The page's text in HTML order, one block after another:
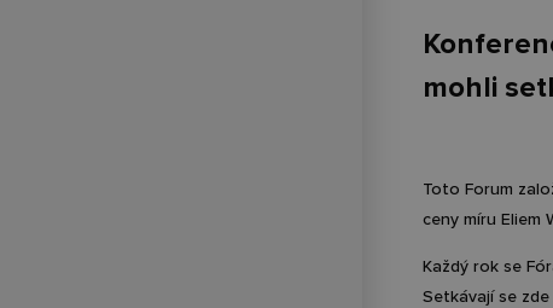
mohli
Toto Forum
ceny míru Eliem
Každý rok se
Setkávají se